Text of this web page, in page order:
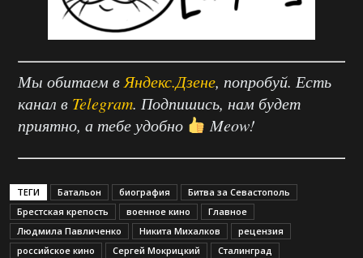
Мы обитаем в Яндекс.Дзене, попробуй. Есть
канал в Telegram. Подпишись, нам будет
приятно, а тебе удобно
Meow!
ТЕГИ Батальон биография
Битва за Севастополь
Брестская крепость
военное кино
Главное
Людмила Павличенко
Никита Михалков
рецензия
российское кино
Сергей Мокрицкий
Сталинград